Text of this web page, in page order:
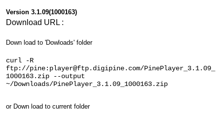
Version 3.1.09(1000163)
Download URL :
Down load to 'Dowloads' folder
curl -R
ftp://pine:player@ftp.digipine.com/PinePlayer_3.1.09_
1000163.zip --output
~/Downloads/PinePlayer_3.1.09_1000163.zip
or Down load to current folder